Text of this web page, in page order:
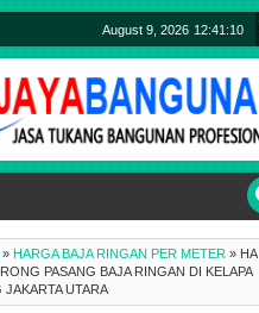
August 9, 2026 12:41:11
» HARGA BAJA RINGAN PER METER » HA
PASANG BAJA RINGAN DI KELAPA
JAKARTA UTARA